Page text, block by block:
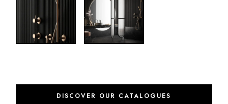
DISCOVER OUR CATALOGUES